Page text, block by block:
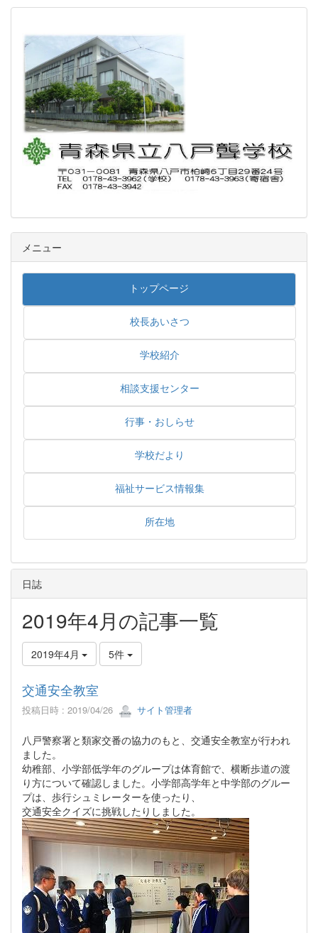
メニュー
トップページ
校長あいさつ
学校紹介
相談支援センター
行事・おしらせ
学校だより
福祉サービス情報集
所在地
日誌
2019年4月の記事一覧
2019年4月 5件
交通安全教室
投稿日時 : 2019/04/26 サイト管理者
八戸警察署と類家交番の協力のもと、交通安全教室が行われ
ました。
幼稚部、小学部低学年のグループは体育館で、横断歩道の渡
り方について確認しました。小学部高学年と中学部のグルー
プは、歩行シュミレーターを使ったり、
交通安全クイズに挑戦したりしました。